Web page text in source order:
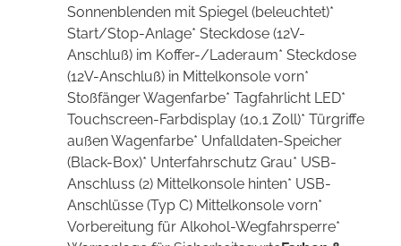
Sonnenblenden mit Spiegel (beleuchtet)*
Start/Stop-Anlage* Steckdose (12V-
Anschluß) im Koffer-/Laderaum* Steckdose
(12V-Anschluß) in Mittelkonsole vorn*
Stoßfänger Wagenfarbe* Tagfahrlicht LED*
Touchscreen-Farbdisplay (10,1 Zoll)* Türgriffe
außen Wagenfarbe* Unfalldaten-Speicher
(Black-Box)* Unterfahrschutz Grau* USB-
Anschluss (2) Mittelkonsole hinten* USB-
Anschlüsse (Typ C) Mittelkonsole vorn*
Vorbereitung für Alkohol-Wegfahrsperre*